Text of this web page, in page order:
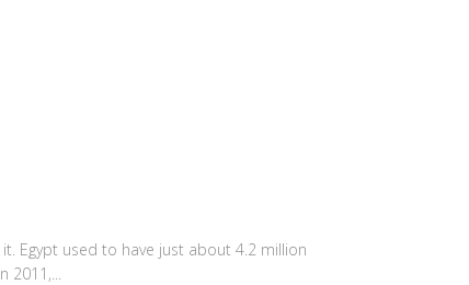
Egypt used to have just about 4.2 million
2011,...